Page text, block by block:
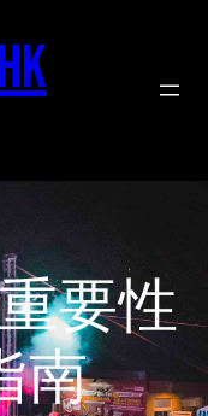
要性
南